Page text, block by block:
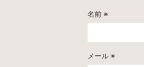
名前 ※
メール ※